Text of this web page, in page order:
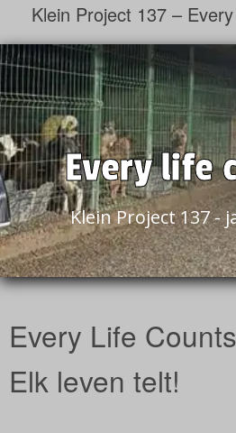
Klein Project 137 –
Every life
Klein Project 137 -
Every Life
Elk leven telt!